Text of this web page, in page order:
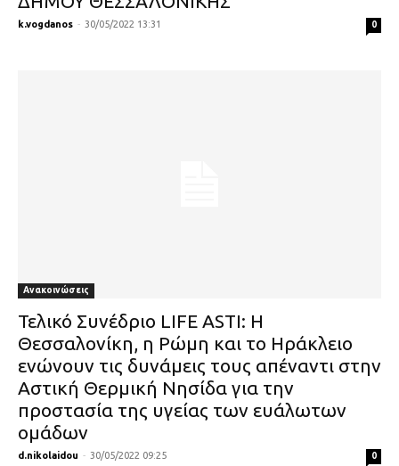
k.vogdanos - 30/05/2022 13:31 0
Ανακοινώσεις
Τελικό Συνέδριο LIFE ASTI: Η
Θεσσαλονίκη, η Ρώμη και το Ηράκλειο
ενώνουν τις δυνάμεις τους απέναντι στην
Αστική Θερμική Νησίδα για την
προστασία της υγείας των ευάλωτων
ομάδων
d.nikolaidou - 30/05/2022 09:25 0